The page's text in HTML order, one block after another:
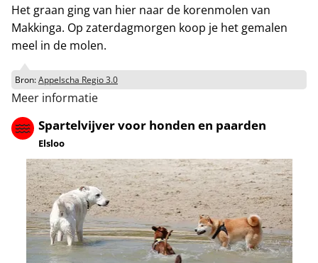
Het graan ging van hier naar de korenmolen van
Makkinga. Op zaterdagmorgen koop je het gemalen
meel in de molen.
Bron:Appelscha Regio 3.0
Meer informatie
Spartelvijver voor honden en paarden
Elsloo